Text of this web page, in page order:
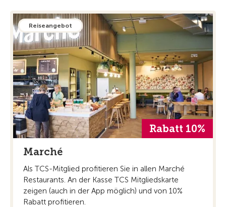
Reiseangebot
Rabatt 10%
Marché
Als TCS-Mitglied profitieren Sie in allen Marché
Restaurants. An der Kasse TCS Mitgliedskarte
zeigen (auch in der App möglich) und von 10%
Rabatt profitieren.